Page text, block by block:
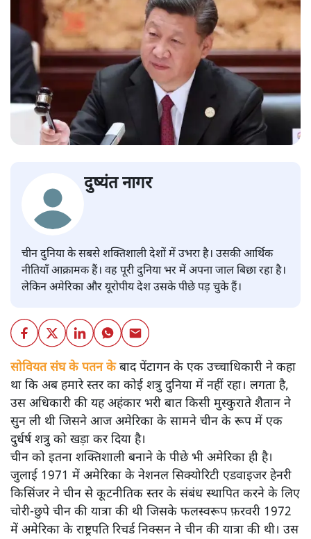
दुष्यंत नागर
चीन दुनिया के सबसे शक्तिशाली देशों में उभरा है। उसकी आर्थिक
नीतियाँ आक्रामक हैं। वह पूरी दुनिया भर में अपना जाल बिछा रहा है।
लेकिन अमेरिका और यूरोपीय देश उसके पीछे पड़ चुके हैं।
सोवियत संघ के पतन केबाद पेंटागन के एक उच्चाधिकारी ने कहा
था कि अब हमारे स्तर का कोई शत्रु दुनिया में नहीं रहा। लगता है,
उस अधिकारी की यह अहंकार भरी बात किसी मुस्कुराते शैतान ने
सुन ली थी जिसने आज अमेरिका के सामने चीन के रूप में एक
दुर्धर्ष शत्रु को खड़ा कर दिया है।
चीन को इतना शक्तिशाली बनाने के पीछे भी अमेरिका ही है।
जुलाई 1971 में अमेरिका के नेशनल सिक्योरिटी एडवाइजर हेनरी
किसिंजर ने चीन से कूटनीतिक स्तर के संबंध स्थापित करने के लिए
चोरी-छुपे चीन की यात्रा की थी जिसके फलस्वरूप फ़रवरी 1972
में अमेरिका के राष्ट्रपति रिचर्ड निक्सन ने चीन की यात्रा की थी। उस